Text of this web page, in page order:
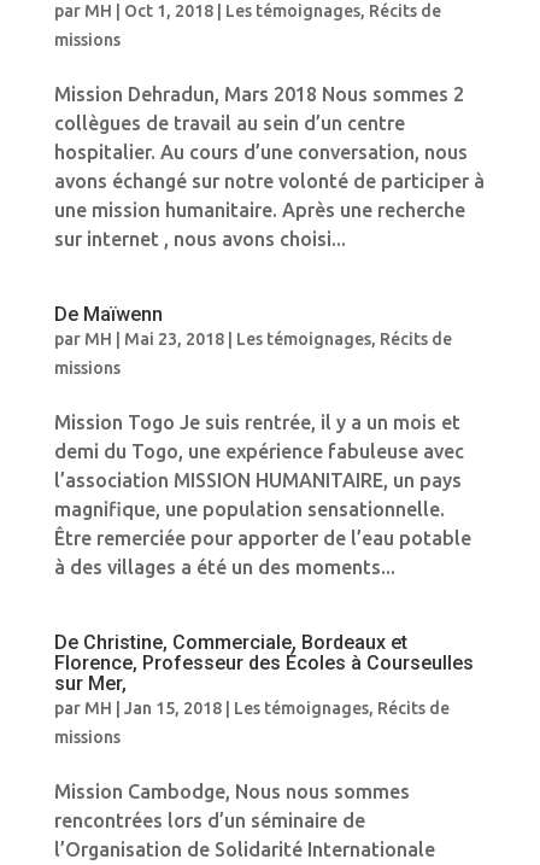
par MH Oct 1, 2018| Les témoignages, Récits de
missions
Mission Dehradun, Mars 2018 Nous sommes 2
collègues de travail au sein d’un centre
hospitalier. Au cours d’une conversation, nous
avons échangé sur notre volonté de participer à
une mission humanitaire. Après une recherche
sur internet , nous avons choisi...
De Maïwenn
par MH Mai 23, 2018| Les témoignages, Récits de
missions
Mission Togo Je suis rentrée, il y a un mois et
demi du Togo, une expérience fabuleuse avec
l’association MISSION HUMANITAIRE, un pays
magnifique, une population sensationnelle.
Être remerciée pour apporter de l’eau potable
à des villages a été un des moments...
De Christine, Commerciale, Bordeaux et
Florence, Professeur des Écoles à Courseulles
sur Mer,
par MH Jan 15, 2018| Les témoignages, Récits de
missions
Mission Cambodge, Nous nous sommes
rencontrées lors d’un séminaire de
l’Organisation de Solidarité Internationale